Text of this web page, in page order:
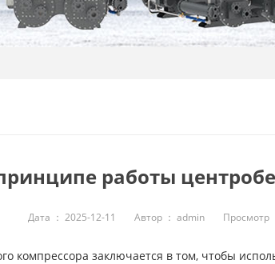
работы
Дата ： 2025-12-11 Автор ： admin Просмотр
компрессора заключается в том, чтобы